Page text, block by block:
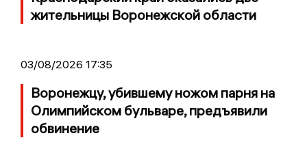
жительницы Воронежской области
03/08/2026 17:35
Воронежцу, убившему ножом парня на
Олимпийском бульваре, предъявили
обвинение